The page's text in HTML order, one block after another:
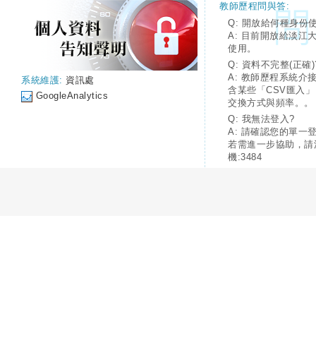
系統維護: 資訊處
GoogleAnalytics
教師歷程問與答:
Q: 開放給何種身份
A: 目前開放給淡江
使用。
Q: 資料不完整(正確
A: 教師歷程系統介
含某些「CSV匯入
交換方式與頻率。。
Q: 我無法登入?
A: 請確認您的單一
若需進一步協助，
機:3484